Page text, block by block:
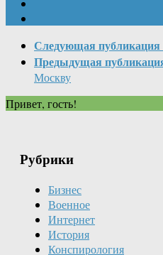
Следующая публикация
Предыдущая
Москву
Привет, гость!
Рубрики
Бизнес
Военное
Интернет
История
Конспирология